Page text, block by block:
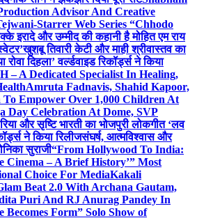
Advisor And Creative
Starrer Web Series “Chhodo
इरादे और उम्मीद की कहानी है मोहित एम राय
खुशबू तिवारी केटी और माही श्रीवास्तव का
दिहला’ वर्ल्डवाइड रिकॉर्ड्स ने किया
– A Dedicated Specialist In Healing,
Amruta Fadnavis, Shahid Kapoor,
To Empower Over 1,000 Children At
Day Celebration At Dome, SVP
और सृष्टि भारती का भोजपुरी लोकगीत ‘लव
ने किया रिलीजसंघर्ष, आत्मविश्वास और
सुराजी“From Hollywood To India:
Cinema – A Brief History’” Most
Choice For MediaKakali
Beat 2.0 With Archana Gautam,
Puri And RJ Anurag Pandey In
Becomes Form” Solo Show of